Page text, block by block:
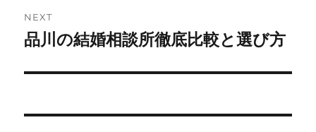
NEXT
Next
品川の結婚相談所徹底比較と選び方